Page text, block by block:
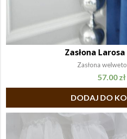
Zasłona Larosa
Zasłona
57.00 zł
DODAJ DO